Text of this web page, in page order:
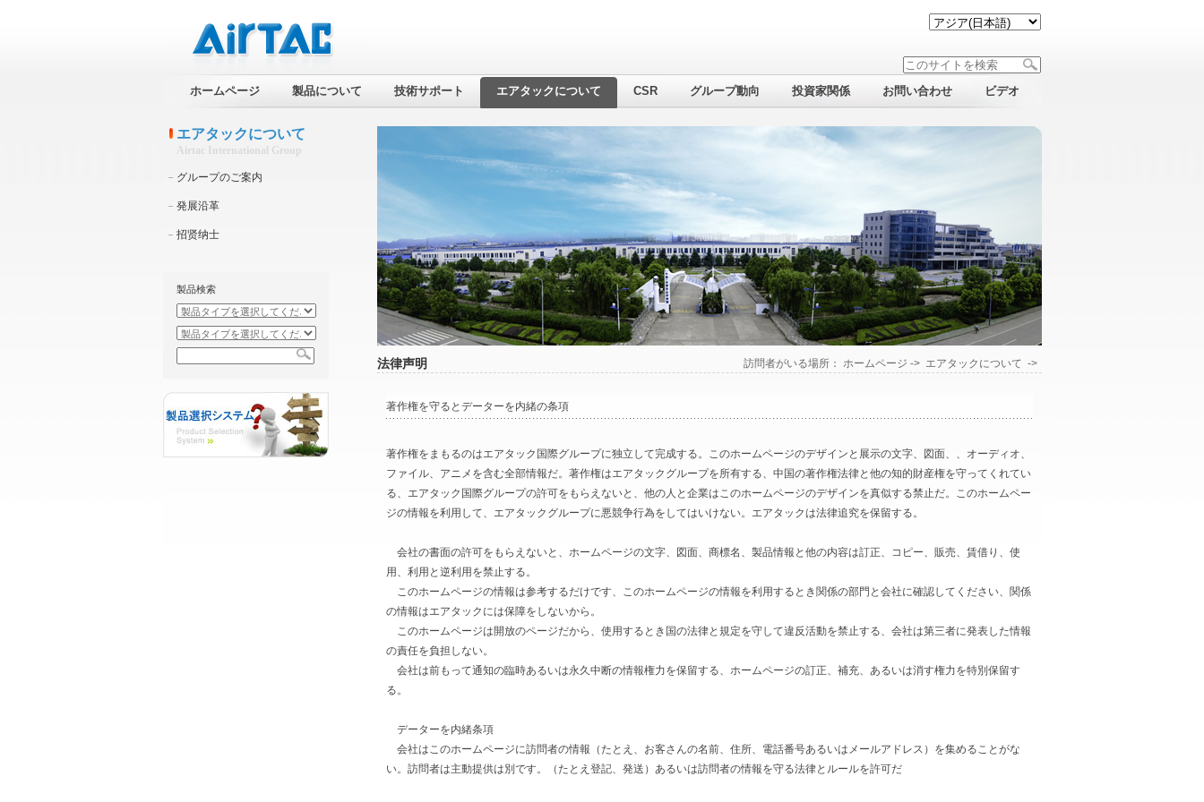
ホームページ 製品について 技術サポート エアタックについて CSR グループ動向 投資家関係 お問い合わせ ビデオ
エアタックについて
Airtac International Group
グループのご案内
発展沿革
招贤纳士
製品検索
法律声明 訪問者がいる場所： ホームページ -> エアタックについて ->
著作権を守るとデーターを内緒の条項
著作権をまもるのはエアタック国際グループに独立して完成する。このホームページのデザインと展示の文字、図面、、オーディオ、
ファイル、アニメを含む全部情報だ。著作権はエアタックグループを所有する、中国の著作権法律と他の知的財産権を守ってくれてい
る、エアタック国際グループの許可をもらえないと、他の人と企業はこのホームページのデザインを真似する禁止だ。このホームペー
ジの情報を利用して、エアタックグループに悪競争行為をしてはいけない。エアタックは法律追究を保留する。
会社の書面の許可をもらえないと、ホームページの文字、図面、商標名、製品情報と他の内容は訂正、コピー、販売、賃借り、使
用、利用と逆利用を禁止する。
このホームページの情報は参考するだけです、このホームページの情報を利用するとき関係の部門と会社に確認してください、関係
の情報はエアタックには保障をしないから。
このホームページは開放のページだから、使用するとき国の法律と規定を守して違反活動を禁止する、会社は第三者に発表した情報
の責任を負担しない。
会社は前もって通知の臨時あるいは永久中断の情報権力を保留する、ホームページの訂正、補充、あるいは消す権力を特別保留す
る。
データーを内緒条項
会社はこのホームページに訪問者の情報（たとえ、お客さんの名前、住所、電話番号あるいはメールアドレス）を集めることがな
い。訪問者は主動提供は別です。（たとえ登記、発送）あるいは訪問者の情報を守る法律とルールを許可だ